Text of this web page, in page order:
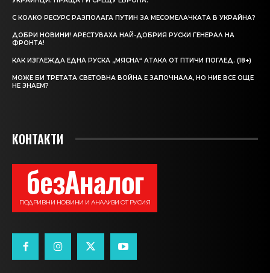
С КОЛКО РЕСУРС РАЗПОЛАГА ПУТИН ЗА МЕСОМЕЛАЧКАТА В УКРАЙНА?
ДОБРИ НОВИНИ! АРЕСТУВАХА НАЙ-ДОБРИЯ РУСКИ ГЕНЕРАЛ НА
ФРОНТА!
КАК ИЗГЛЕЖДА ЕДНА РУСКА „МЯСНА“ АТАКА ОТ ПТИЧИ ПОГЛЕД. (18+)
МОЖЕ БИ ТРЕТАТА СВЕТОВНА ВОЙНА Е ЗАПОЧНАЛА, НО НИЕ ВСЕ ОЩЕ
НЕ ЗНАЕМ?
КОНТАКТИ
безАналог
ПОДРИВНИ НОВИНИ И АНАЛИЗИ ОТ РУСИЯ